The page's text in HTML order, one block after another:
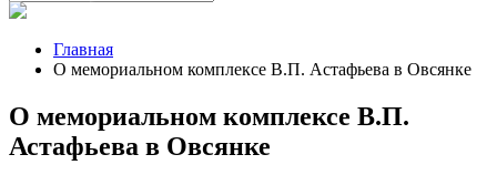
Главная
О мемориальном комплексе В.П. Астафьева в Овсянке
О мемориальном комплексе В.П.
Астафьева в Овсянке